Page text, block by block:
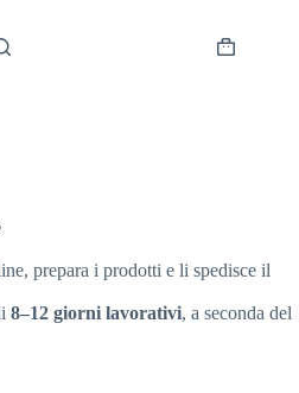
Carrello
prepara i prodotti e li spedisce il
8–12 giorni lavorativi, a seconda del